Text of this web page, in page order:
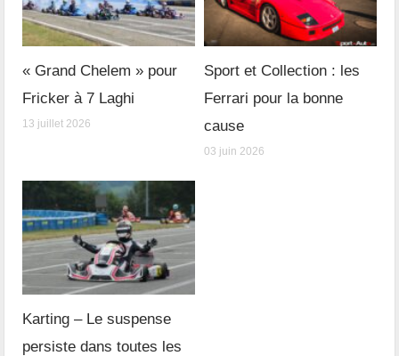
« Grand Chelem » pour
Fricker à 7 Laghi
13 juillet 2026
Sport et Collection : les
Ferrari pour la bonne
cause
03 juin 2026
Karting – Le suspense
persiste dans toutes les